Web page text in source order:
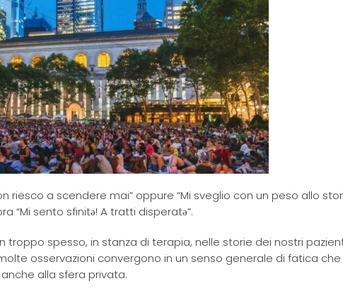
riesco a scendere mai” oppure “Mi sveglio con un peso allo
“Mi sento sfinitə! A tratti disperatə”.
troppo spesso, in stanza di terapia, nelle storie dei nostri
osservazioni convergono in un senso generale di fatica che
alla sfera privata.